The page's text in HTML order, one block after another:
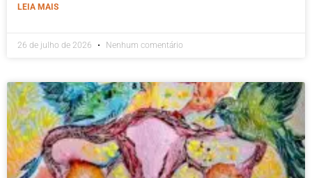
LEIA MAIS
26 de julho de 2026 Nenhum comentário